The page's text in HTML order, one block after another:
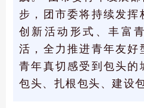
步，团市委将持续发挥
创新活动形式、丰富
活，全力推进青年友好
青年真切感受到包头的
包头、扎根包头、建设包